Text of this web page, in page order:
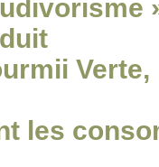
les